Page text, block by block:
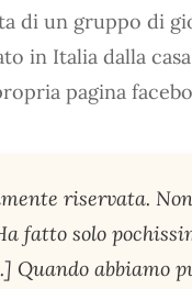
di un gruppo di
in Italia dalla
pagina
riservata.
fatto solo
abbiamo